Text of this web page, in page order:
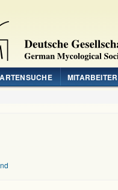
ARTENSUCHE MITARBEITER